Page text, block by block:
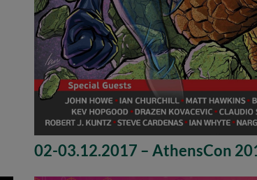
02-03.12.2017 – AthensCon